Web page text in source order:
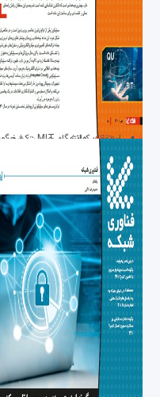
محققان دانشگاه MIT : کشف یک نیمه‌هادی که عملکردی بهتر از سیلیکون دارد
اینترنت کوانتومی چیست و
فناوری شبکه